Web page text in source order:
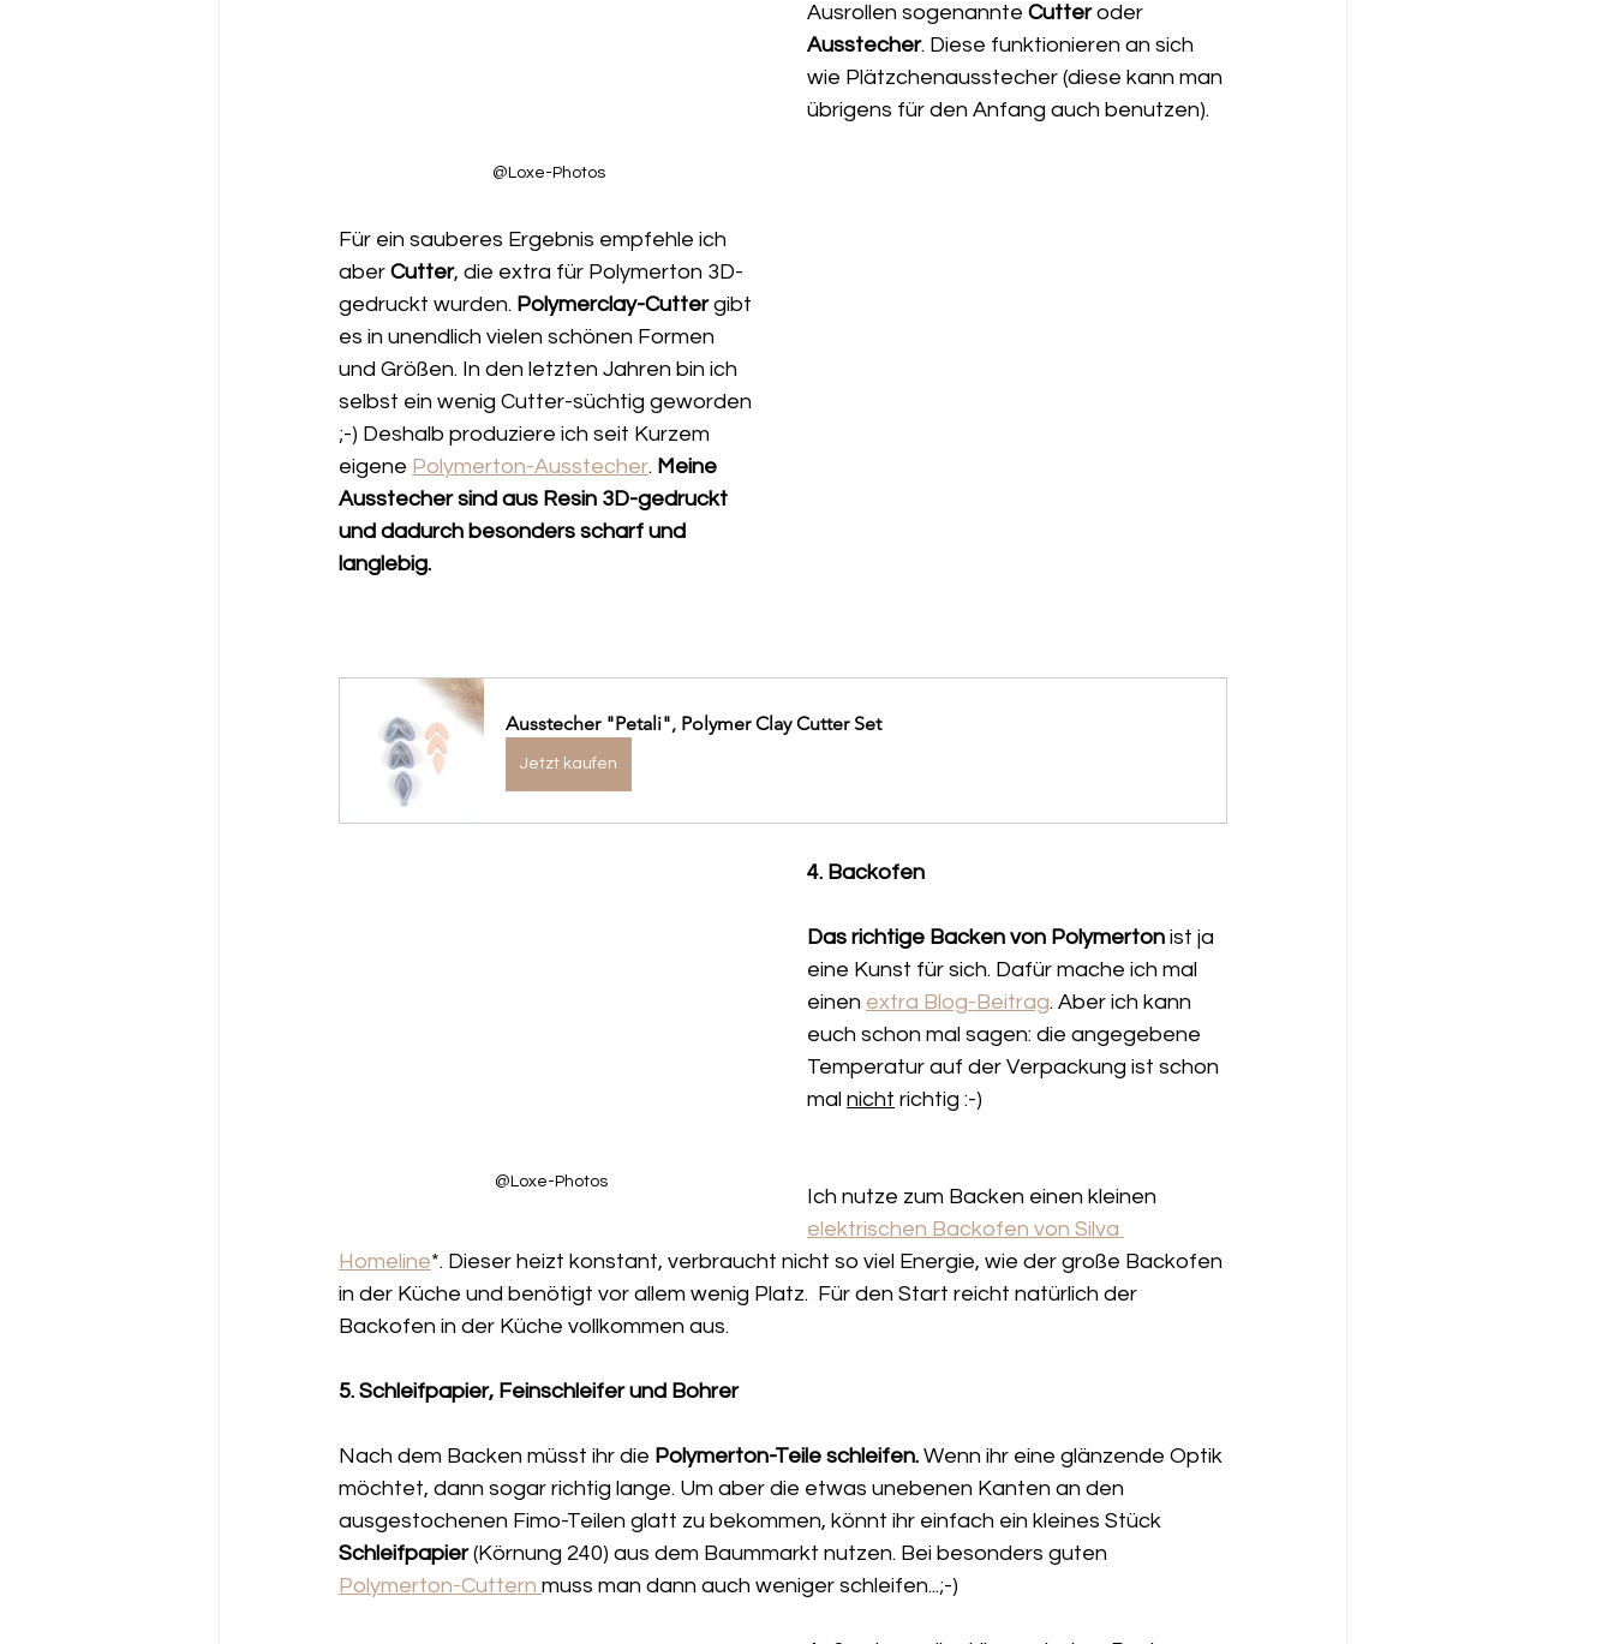
@Loxe-Photos
Ausrollen sogenannte Cutter oder
Ausstecher. Diese funktionieren an sich
wie Plätzchenausstecher (diese kann man
übrigens für den Anfang auch benutzen).
Für ein sauberes Ergebnis empfehle ich
aber Cutter, die extra für Polymerton 3D-
gedruckt wurden. Polymerclay-Cutter gibt
es in unendlich vielen schönen Formen
und Größen. In den letzten Jahren bin ich
selbst ein wenig Cutter-süchtig geworden
;-) Deshalb produziere ich seit Kurzem
eigene Polymerton-Ausstecher. Meine
Ausstecher sind aus Resin 3D-gedruckt
und dadurch besonders scharf und
langlebig.
Ausstecher "Petali", Polymer Clay Cutter Set
Jetzt kaufen
@Loxe-Photos
4. Backofen
Das richtige Backen von Polymerton ist ja
eine Kunst für sich. Dafür mache ich mal
einen extra Blog-Beitrag. Aber ich kann
euch schon mal sagen: die angegebene
Temperatur auf der Verpackung ist schon
mal nicht richtig :-)
Ich nutze zum Backen einen kleinen
elektrischen Backofen von Silva
Homeline*. Dieser heizt konstant, verbraucht nicht so viel Energie, wie der große Backofen
in der Küche und benötigt vor allem wenig Platz.  Für den Start reicht natürlich der
Backofen in der Küche vollkommen aus.
5. Schleifpapier, Feinschleifer und Bohrer
Nach dem Backen müsst ihr die Polymerton-Teile schleifen. Wenn ihr eine glänzende Optik
möchtet, dann sogar richtig lange. Um aber die etwas unebenen Kanten an den
ausgestochenen Fimo-Teilen glatt zu bekommen, könnt ihr einfach ein kleines Stück
Schleifpapier (Körnung 240) aus dem Baummarkt nutzen. Bei besonders guten
Polymerton-Cuttern muss man dann auch weniger schleifen...;-)